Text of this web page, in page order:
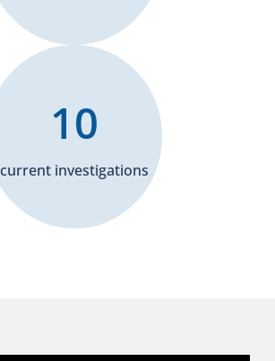
current investigations
10